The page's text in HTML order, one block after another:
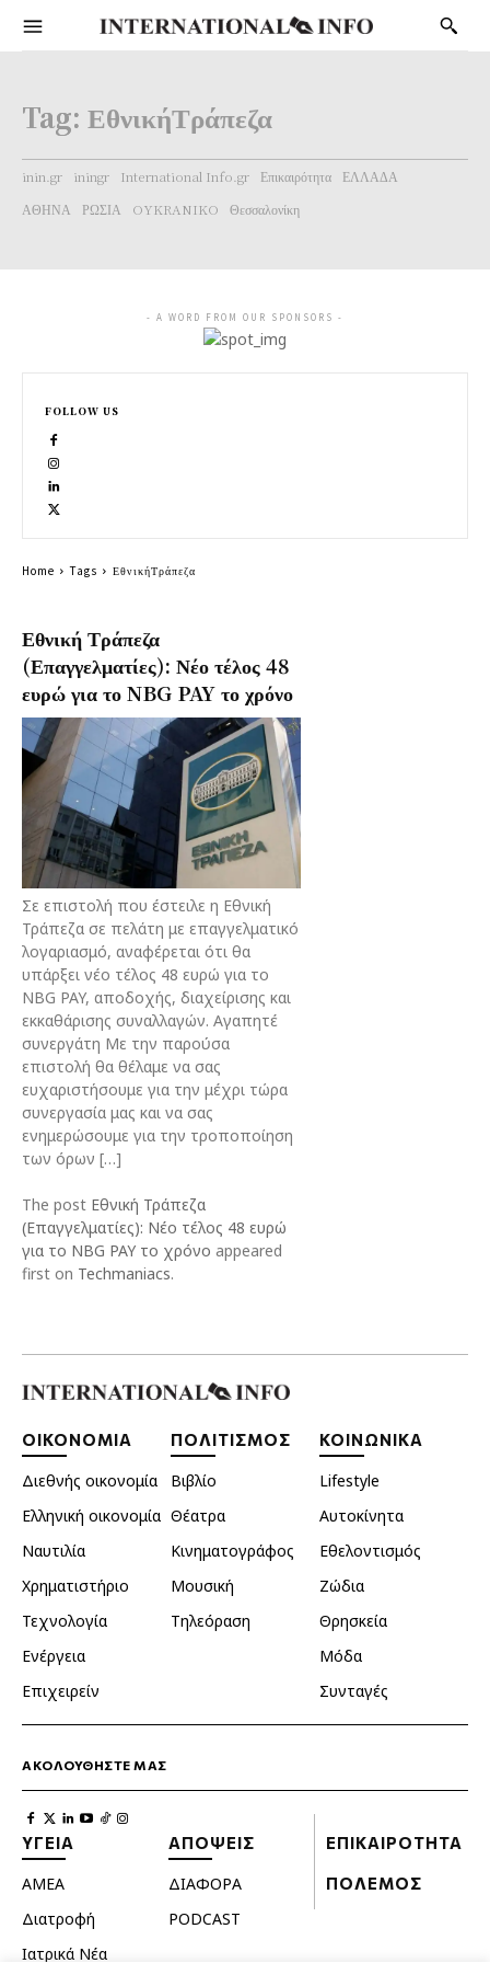
Tag: ΕθνικήΤράπεζα
inin.gr iningr International Info.gr Επικαιρότητα
ΕΛΛΑΔΑ
ΑΘΗΝΑ
ΡΩΣΙΑ OYKRANIKO Θεσσαλονίκη
Εθνική Τράπεζα
(Επαγγελματίες): Νέο τέλος 48
ευρώ για το NBG PAY το χρόνο
Σε επιστολή που έστειλε η Εθνική
Τράπεζα σε πελάτη με επαγγελματικό
λογαριασμό, αναφέρεται ότι θα
υπάρξει νέο τέλος 48 ευρώ για το
NBG PAY, αποδοχής, διαχείρισης και
εκκαθάρισης συναλλαγών. Αγαπητέ
συνεργάτη Με την παρούσα
επιστολή θα θέλαμε να σας
ευχαριστήσουμε για την μέχρι τώρα
συνεργασία μας και να σας
ενημερώσουμε για την τροποποίηση
των όρων […]
The post Εθνική Τράπεζα
(Επαγγελματίες): Νέο τέλος 48 ευρώ
για το NBG PAY το χρόνο appeared
first on Techmaniacs.
- A WORD FROM OUR SPONSORS -
FOLLOW US
Home Tags ΕθνικήΤράπεζα
ΟΙΚΟΝΟΜΙΑ
Διεθνής οικονομία
Ελληνική οικονομία
Ναυτιλία
Χρηματιστήριο
Τεχνολογία
Ενέργεια
Επιχειρείν
ΠΟΛΙΤΙΣΜΟΣ
Βιβλίο
Θέατρα
Κινηματογράφος
Μουσική
Τηλεόραση
ΚΟΙΝΩΝΙΚΑ
Lifestyle
Αυτοκίνητα
Εθελοντισμός
Ζώδια
Θρησκεία
Μόδα
Συνταγές
ΑΚΟΛΟΥΘΗΣΤΕ ΜΑΣ
ΥΓΕΙΑ
ΑΜΕΑ
Διατροφή
Ιατρικά Νέα
ΑΠΟΨΕΙΣ
ΔΙΑΦΟΡΑ
PODCAST
ΕΠΙΚΑΙΡΟΤΗΤΑ
ΠΟΛΕΜΟΣ